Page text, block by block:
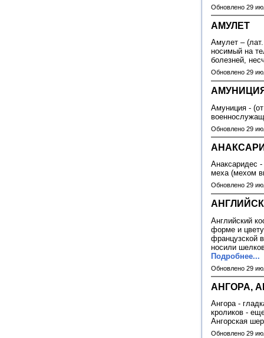
Обновлено 29
АМУЛЕТ
Амулет –
носимый на
болезней,
Обновлено 29
Амуниция -
Обновлено 29
Анаксаридес
меха (мехом
Обновлено 29
Английский
форме и
французской
носили
Подробнее...
Обновлено 29
АНГОРА,
Ангора -
кроликов -
Ангорская
Обновлено 29